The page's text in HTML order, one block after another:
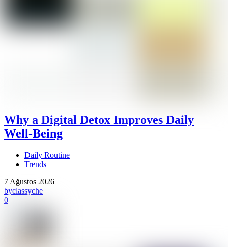
Why a Digital Detox Improves Daily
Well-Being
Daily Routine
Trends
7 Ağustos 2026
byclassyche
0